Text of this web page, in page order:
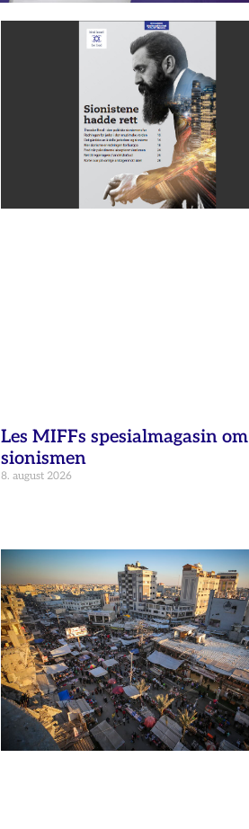
Les MIFFs spesialmagasin om
sionismen
8. august 2026